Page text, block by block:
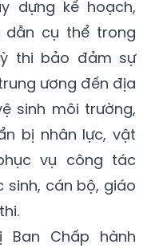
quá trình chuẩn
dựng kế hoạch,
dẫn cụ thể trong
thi bảo đảm sự
ương đến địa
sinh môi trường,
bị nhân lực, vật
vụ công tác
sinh, cán bộ, giáo